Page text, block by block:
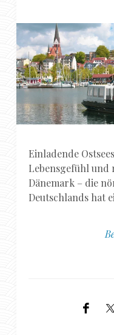
Einladende
Lebensgefühl und
Dänemark – die
Deutschlands hat